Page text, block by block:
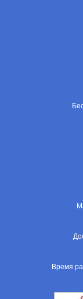
Время